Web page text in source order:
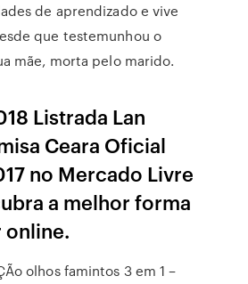
de aprendizado e vive
que testemunhou o
mãe, morta pelo marido.
Listrada Lan
Ceara Oficial
no Mercado Livre
a melhor forma
olhos famintos 3 em 1 –